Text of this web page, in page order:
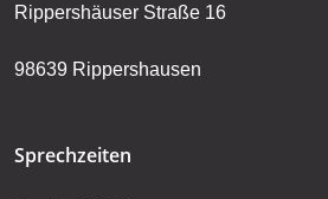
Rippershäuser Straße 16
98639 Rippershausen
Sprechzeiten